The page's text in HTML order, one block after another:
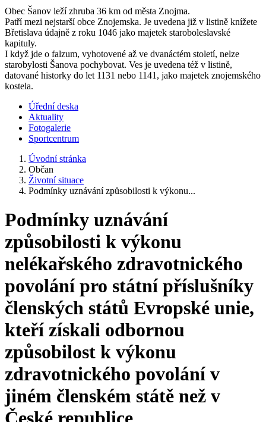
Obec Šanov leží zhruba 36 km od města Znojma.
Patří mezi nejstarší obce Znojemska. Je uvedena již v listině knížete
Břetislava údajně z roku 1046 jako majetek staroboleslavské
kapituly.
I když jde o falzum, vyhotovené až ve dvanáctém století, nelze
starobylosti Šanova pochybovat. Ves je uvedena též v listině,
datované historky do let 1131 nebo 1141, jako majetek znojemského
kostela.
Úřední deska
Aktuality
Fotogalerie
Sportcentrum
Úvodní stránka
Občan
Životní situace
Podmínky uznávání způsobilosti k výkonu...
Podmínky uznávání
způsobilosti k výkonu
nelékařského zdravotnického
povolání pro státní příslušníky
členských států Evropské unie,
kteří získali odbornou
způsobilost k výkonu
zdravotnického povolání v
jiném členském státě než v